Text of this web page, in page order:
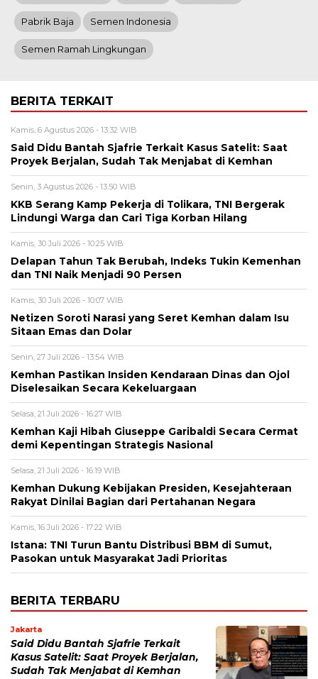
Pabrik Baja Semen Indonesia
Semen Ramah Lingkungan
BERITA TERKAIT
Kamis, 6 Agustus 2026 - 13:32 WIB
Said Didu Bantah Sjafrie Terkait Kasus Satelit: Saat
Proyek Berjalan, Sudah Tak Menjabat di Kemhan
Senin, 3 Agustus 2026 - 13:50 WIB
KKB Serang Kamp Pekerja di Tolikara, TNI Bergerak
Lindungi Warga dan Cari Tiga Korban Hilang
Kamis, 30 Juli 2026 - 10:25 WIB
Delapan Tahun Tak Berubah, Indeks Tukin Kemenhan
dan TNI Naik Menjadi 90 Persen
Kamis, 30 Juli 2026 - 10:07 WIB
Netizen Soroti Narasi yang Seret Kemhan dalam Isu
Sitaan Emas dan Dolar
Senin, 27 Juli 2026 - 13:54 WIB
Kemhan Pastikan Insiden Kendaraan Dinas dan Ojol
Diselesaikan Secara Kekeluargaan
Selasa, 21 Juli 2026 - 16:27 WIB
Kemhan Kaji Hibah Giuseppe Garibaldi Secara Cermat
demi Kepentingan Strategis Nasional
Selasa, 21 Juli 2026 - 16:19 WIB
Kemhan Dukung Kebijakan Presiden, Kesejahteraan
Rakyat Dinilai Bagian dari Pertahanan Negara
Kamis, 16 Juli 2026 - 17:22 WIB
Istana: TNI Turun Bantu Distribusi BBM di Sumut,
Pasokan untuk Masyarakat Jadi Prioritas
BERITA TERBARU
Jakarta
Said Didu Bantah Sjafrie Terkait
Kasus Satelit: Saat Proyek Berjalan,
Sudah Tak Menjabat di Kemhan